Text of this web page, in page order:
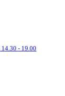
14.30 - 19.00